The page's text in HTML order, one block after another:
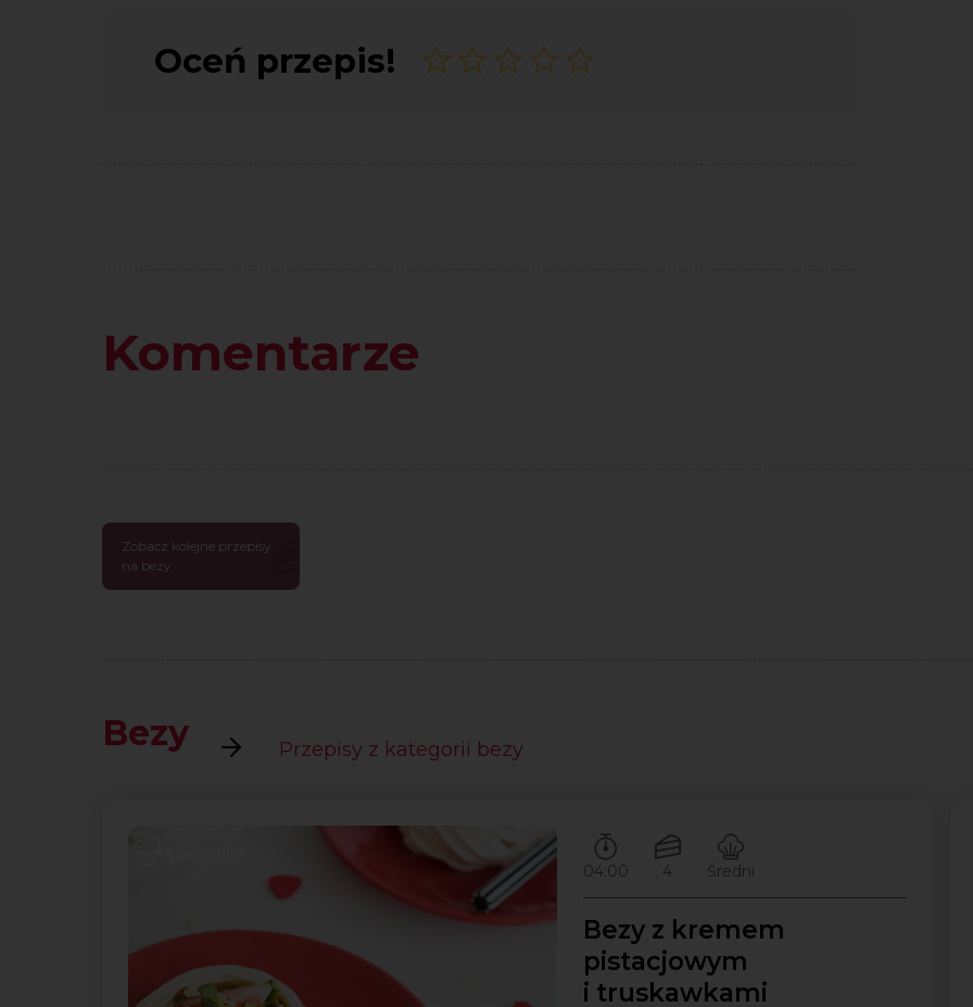
Oceń przepis!
Komentarze
Zobacz kolejne przepisy
na bezy
Bezy Przepisy z kategorii bezy
Czas przygotowywania:
04:00
Ilość porcji:
4
Poziom trudności:
Średni
Bezy z kremem
pistacjowym
i truskawkami